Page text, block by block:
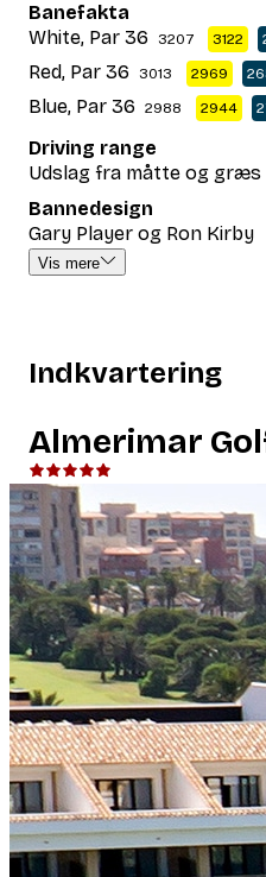
Banefakta
White, Par 36
3207 3122
Red, Par 36 3013 2969
Blue, Par 36 2988 2944
Driving range
Udslag fra måtte og græs
Bannedesign
Gary Player og Ron Kirby
Vis mere
Indkvartering
Almerimar